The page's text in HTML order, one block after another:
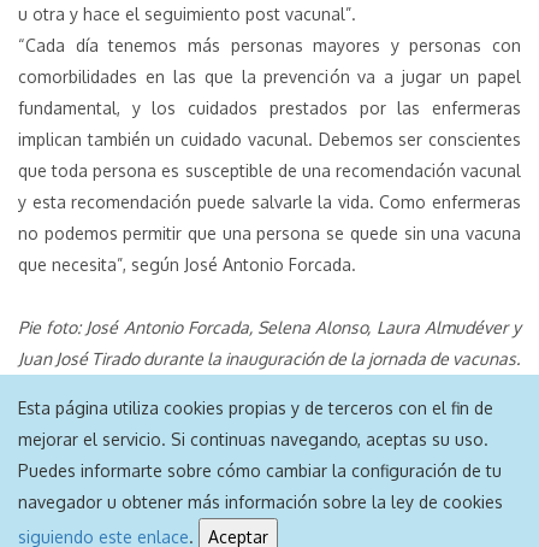
Esta página utiliza cookies propias y de terceros con el fin de
mejorar el servicio. Si continuas navegando, aceptas su uso.
Puedes informarte sobre cómo cambiar la configuración de tu
navegador u obtener más información sobre la ley de cookies
siguiendo este enlace. Aceptar
u otra y hace el seguimiento post vacunal”.
“Cada día tenemos más personas mayores y personas con
comorbilidades en las que la prevención va a jugar un papel
fundamental, y los cuidados prestados por las enfermeras
implican también un cuidado vacunal. Debemos ser conscientes
que toda persona es susceptible de una recomendación vacunal
y esta recomendación puede salvarle la vida. Como enfermeras
no podemos permitir que una persona se quede sin una vacuna
que necesita”, según José Antonio Forcada.
Pie foto: José Antonio Forcada, Selena Alonso, Laura Almudéver y
Juan José Tirado durante la inauguración de la jornada de vacunas.
Aviso Legal|Política de Privacidad